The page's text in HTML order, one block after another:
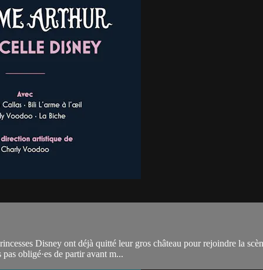
Disney ont déjà quitté leur gros château pour rejoindre la
obligé·es de partir avant m...